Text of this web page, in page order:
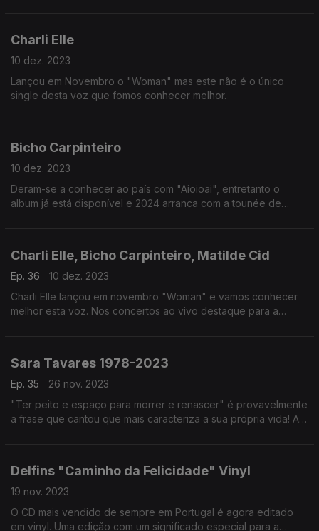
Charli Elle
10 dez. 2023
Lançou em Novembro o "Woman" mas este não é o único
single desta voz que fomos conhecer melhor.
Bicho Carpinteiro
10 dez. 2023
Deram-se a conhecer ao país com "Aioioai", entretanto o
album já está disponível e 2024 arranca com a tounée de
Charli Elle, Bicho Carpinteiro, Matilde Cid
Ep. 36
10 dez. 2023
Charli Elle lançou em novembro "Woman" e vamos conhecer
melhor esta voz. Nos concertos ao vivo destaque para a
Sara Tavares 1978-2023
Ep. 35
26 nov. 2023
"Ter peito e espaço para morrer e renascer" é provavelmente
a frase que cantou que mais caracteriza a sua própria vida! A
Delfins "Caminho da Felicidade" Vinyl
19 nov. 2023
O CD mais vendido de sempre em Portugal é agora editado
em vinyl. Uma edição com um significado especial para a